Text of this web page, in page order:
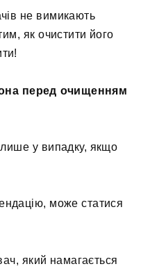
не вимикають
як очистити його
перед очищенням
у випадку, якщо
може статися
який намагається